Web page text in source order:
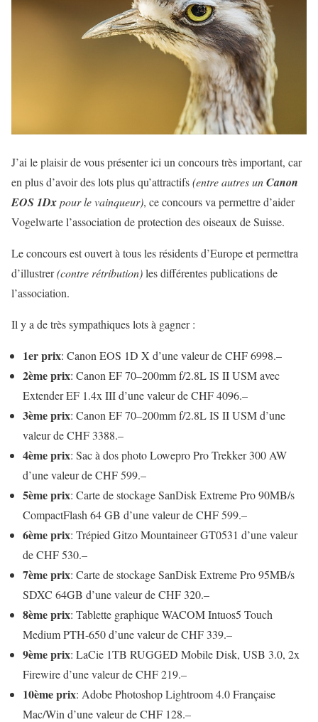
J’ai le plaisir de vous présenter ici un concours très important, car
en plus d’avoir des lots plus qu’attractifs(entre autres unCanon
EOS 1Dxpour le vainqueur), ce concours va permettre d’aider
Vogelwarte l’association de protection des oiseaux de Suisse.
Le concours est ouvert à tous les résidents d’Europe et permettra
d’illustrer(contre rétribution)les différentes publications de
l’association.
Il y a de très sympathiques lots à gagner :
1er prix: Canon EOS 1D X d’une valeur de CHF 6998.–
2ème prix: Canon EF 70–200mm f/2.8L IS II USM avec
Extender EF 1.4x III d’une valeur de CHF 4096.–
3ème prix: Canon EF 70–200mm f/2.8L IS II USM d’une
valeur de CHF 3388.–
4ème prix: Sac à dos photo Lowepro Pro Trekker 300 AW
d’une valeur de CHF 599.–
5ème prix: Carte de stockage SanDisk Extreme Pro 90MB/s
CompactFlash 64 GB d’une valeur de CHF 599.–
6ème prix: Trépied Gitzo Mountaineer GT0531 d’une valeur
de CHF 530.–
7ème prix: Carte de stockage SanDisk Extreme Pro 95MB/s
SDXC 64GB d’une valeur de CHF 320.–
8ème prix: Tablette graphique WACOM Intuos5 Touch
Medium PTH-650 d’une valeur de CHF 339.–
9ème prix: LaCie 1TB RUGGED Mobile Disk, USB 3.0, 2x
Firewire d’une valeur de CHF 219.–
10ème prix: Adobe Photoshop Lightroom 4.0 Française
Mac/Win d’une valeur de CHF 128.–